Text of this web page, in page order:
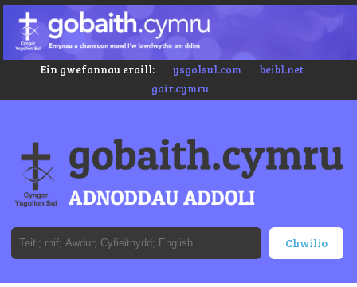
Ein gwefannau eraill: ysgolsul.com
beibl.net
gair.cymru